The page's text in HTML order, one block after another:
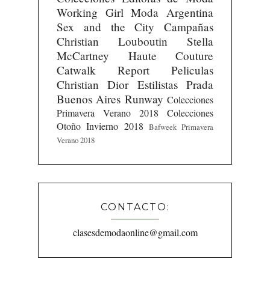
Working Girl Moda Argentina
Sex and the City
Campañas
Christian Louboutin
Stella
McCartney
Haute Couture
Catwalk Report
Peliculas
Christian Dior Estilistas Prada
Buenos Aires Runway Colecciones
Primavera Verano 2018
Colecciones
Otoño Invierno 2018 Bafweek Primavera
Verano 2018
CONTACTO:
clasesdemodaonline@gmail.com